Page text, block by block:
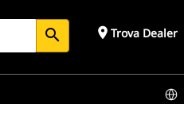
search place Trova Dealer